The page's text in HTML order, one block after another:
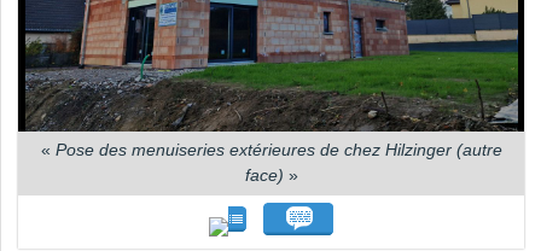
« Pose des menuiseries extérieures de chez Hilzinger (autre
face) »